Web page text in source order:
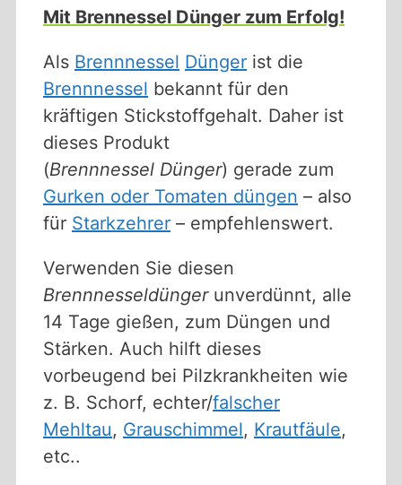
Mit Brennessel Dünger zum Erfolg!
Als Brennnessel Dünger ist die
Brennnessel bekannt für den
kräftigen Stickstoffgehalt. Daher ist
dieses Produkt
(Brennnessel Dünger) gerade zum
Gurken oder Tomaten düngen – also
für Starkzehrer – empfehlenswert.
Verwenden Sie diesen
Brennnesseldüngerunverdünnt, alle
14 Tage gießen, zum Düngen und
Stärken. Auch hilft dieses
vorbeugend bei Pilzkrankheiten wie
z. B. Schorf, echter/falscher
Mehltau, Grauschimmel, Krautfäule,
etc..